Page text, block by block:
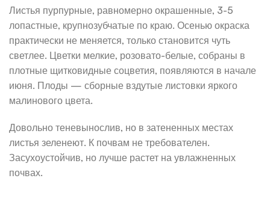
Листья пурпурные, равномерно окрашенные, 3-5
лопастные, крупнозубчатые по краю. Осенью окраска
практически не меняется, только становится чуть
светлее. Цветки мелкие, розовато-белые, собраны в
плотные щитковидные соцветия, появляются в начале
июня. Плоды — сборные вздутые листовки яркого
малинового цвета.
Довольно теневынослив, но в затененных местах
листья зеленеют. К почвам не требователен.
Засухоустойчив, но лучше растет на увлажненных
почвах.